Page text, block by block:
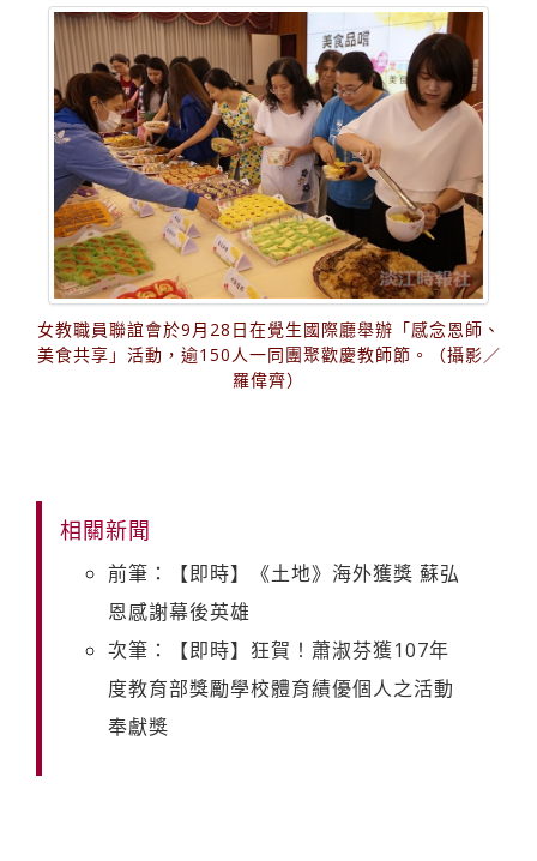
女教職員聯誼會於9月28日在覺生國際廳舉辦「感念恩師、
美食共享」活動，逾150人一同團聚歡慶教師節。（攝影／
羅偉齊）
相關新聞
前筆：【即時】《土地》海外獲獎 蘇弘
恩感謝幕後英雄
次筆：【即時】狂賀！蕭淑芬獲107年
度教育部獎勵學校體育績優個人之活動
奉獻獎